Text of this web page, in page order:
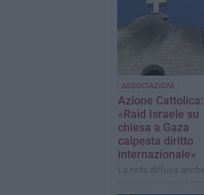
ASSOCIAZIONI
Azione Cattolica:
«Raid Israele su
chiesa a Gaza
calpesta diritto
internazionale»
La nota diffusa anche